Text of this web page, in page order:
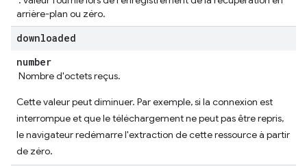
arrière-plan ou zéro.
downloaded
number
Nombre d'octets reçus.
Cette valeur peut diminuer. Par exemple, si la connexion est
interrompue et que le téléchargement ne peut pas être repris,
le navigateur redémarre l'extraction de cette ressource à partir
de zéro.